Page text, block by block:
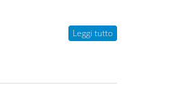
Leggi tutto